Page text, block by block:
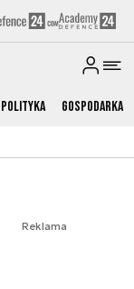
Polityka Gospodarka
Reklama